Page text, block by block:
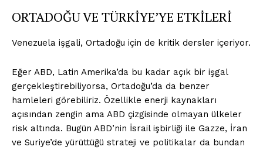
İLGİLİ YAZI : Yapay Zekanın Altına Hücumu Sınıf
Savaşının Kılıfı
ORTADOĞU VE TÜRKİYE’YE ETKİLERİ
Venezuela işgali, Ortadoğu için de kritik dersler içeriyor.
Eğer ABD, Latin Amerika’da bu kadar açık bir işgal
gerçekleştirebiliyorsa, Ortadoğu’da da benzer
hamleleri görebiliriz. Özellikle enerji kaynakları
açısından zengin ama ABD çizgisinde olmayan ülkeler
risk altında. Bugün ABD’nin İsrail işbirliği ile Gazze, İran
ve Suriye’de yürüttüğü strateji ve politikalar da bundan